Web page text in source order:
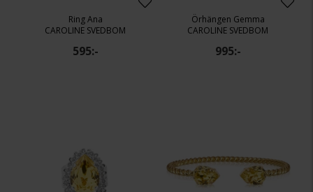
Ring Ana
CAROLINE SVEDBOM
595:-
Örhängen Gemma
CAROLINE SVEDBOM
995:-